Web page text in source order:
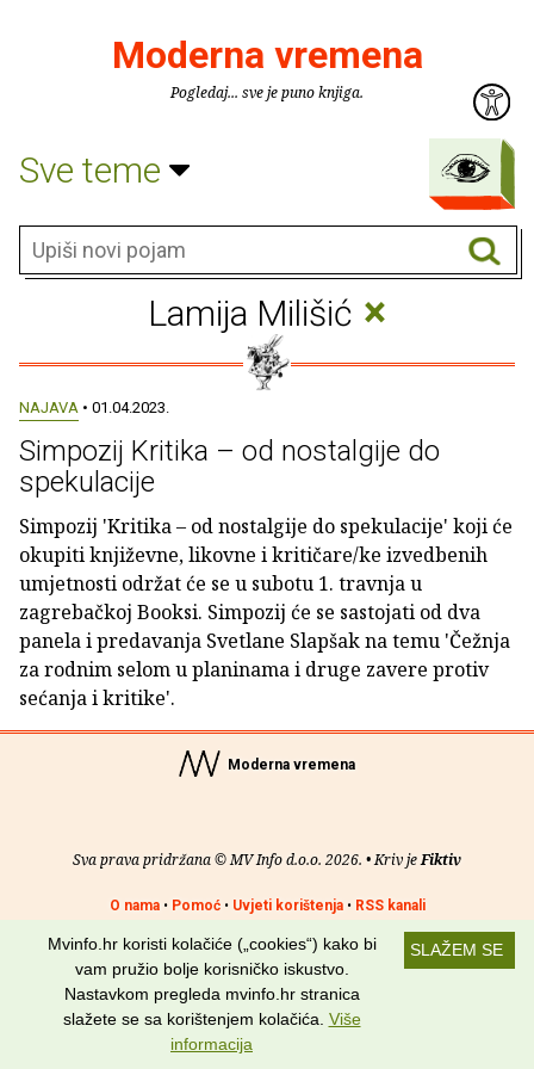
Moderna vremena
Pogledaj... sve je puno knjiga.
Sve teme
Lamija Milišić ×
NAJAVA • 01.04.2023.
Simpozij Kritika – od nostalgije do
spekulacije
Simpozij 'Kritika – od nostalgije do spekulacije' koji će
okupiti književne, likovne i kritičare/ke izvedbenih
umjetnosti održat će se u subotu 1. travnja u
zagrebačkoj Booksi. Simpozij će se sastojati od dva
panela i predavanja Svetlane Slapšak na temu 'Čežnja
za rodnim selom u planinama i druge zavere protiv
sećanja i kritike'.
Moderna vremena
Sva prava pridržana © MV Info d.o.o. 2026. • Kriv jeFiktiv
O nama• Pomoć• Uvjeti korištenja• RSS kanali
Potraži nas na: SLAŽEM SE
Mvinfo.hr koristi kolačiće („cookies“) kako bi
vam pružio bolje korisničko iskustvo.
Nastavkom pregleda mvinfo.hr stranica
slažete se sa korištenjem kolačića. Više
informacija